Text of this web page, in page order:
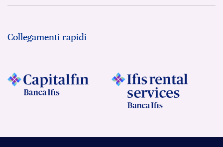
Collegamenti rapidi